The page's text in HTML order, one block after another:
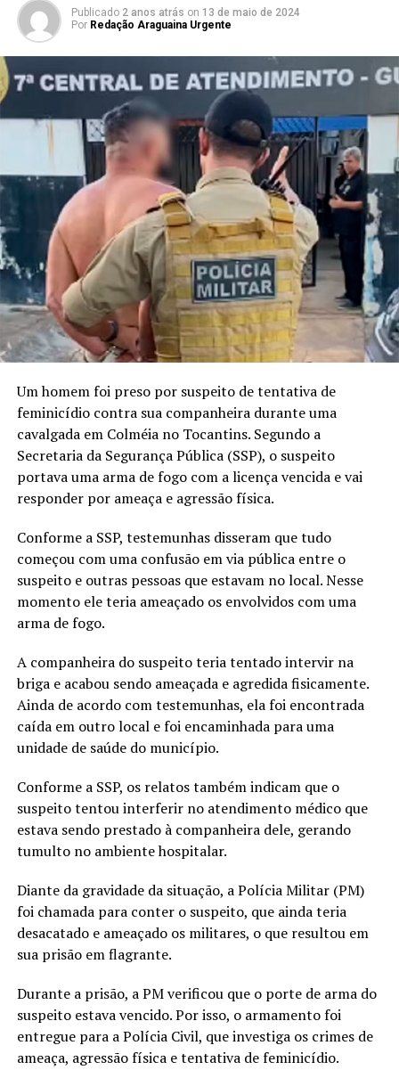
Publicado 2 anos atrás on 13 de maio de 2024
Por Redação Araguaina Urgente
Um homem foi preso por suspeito de tentativa de
feminicídio contra sua companheira durante uma
cavalgada em Colméia no Tocantins. Segundo a
Secretaria da Segurança Pública (SSP), o suspeito
portava uma arma de fogo com a licença vencida e vai
responder por ameaça e agressão física.
Conforme a SSP, testemunhas disseram que tudo
começou com uma confusão em via pública entre o
suspeito e outras pessoas que estavam no local. Nesse
momento ele teria ameaçado os envolvidos com uma
arma de fogo.
A companheira do suspeito teria tentado intervir na
briga e acabou sendo ameaçada e agredida fisicamente.
Ainda de acordo com testemunhas, ela foi encontrada
caída em outro local e foi encaminhada para uma
unidade de saúde do município.
Conforme a SSP, os relatos também indicam que o
suspeito tentou interferir no atendimento médico que
estava sendo prestado à companheira dele, gerando
tumulto no ambiente hospitalar.
Diante da gravidade da situação, a Polícia Militar (PM)
foi chamada para conter o suspeito, que ainda teria
desacatado e ameaçado os militares, o que resultou em
sua prisão em flagrante.
Durante a prisão, a PM verificou que o porte de arma do
suspeito estava vencido. Por isso, o armamento foi
entregue para a Polícia Civil, que investiga os crimes de
ameaça, agressão física e tentativa de feminicídio.